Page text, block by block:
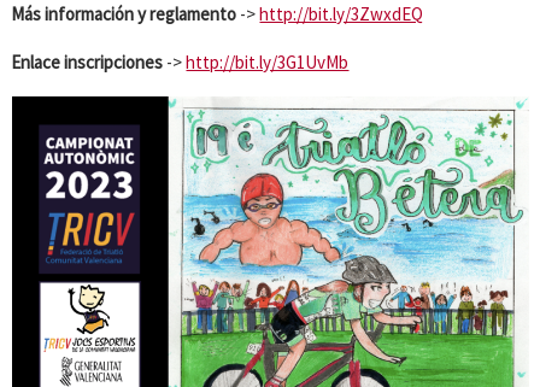
Más información y reglamento ->http://bit.ly/3ZwxdEQ
Enlace inscripciones ->http://bit.ly/3G1UvMb